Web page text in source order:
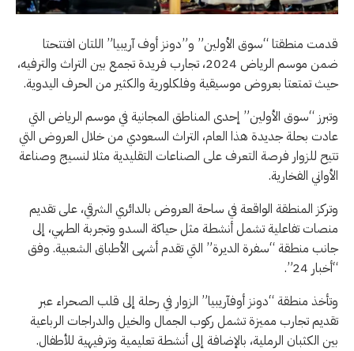
قدمت منطقتا “سوق الأولين” و”دونز أوف آريبيا” اللتان افتتحتا
ضمن موسم الرياض 2024، تجارب فريدة تجمع بين التراث والترفيه،
حيث تمتعتا بعروض موسيقية وفلكلورية والكثير من الحرف اليدوية.
وتبرز “سوق الأولين” إحدى المناطق المجانية في موسم الرياض التي
عادت بحلة جديدة هذا العام، التراث السعودي من خلال العروض التي
تتيح للزوار فرصة التعرف على الصناعات التقليدية مثلا لنسيج وصناعة
الأواني الفخارية.
وتركز المنطقة الواقعة في ساحة العروض بالدائري الشرقي، على تقديم
منصات تفاعلية تشمل أنشطة مثل حياكة السدو وتجربة الطهي، إلى
جانب منطقة “سفرة الديرة” التي تقدم أشهى الأطباق الشعبية. وفق
“أخبار 24”.
وتأخذ منطقة “دونز أوفآريبيا” الزوار في رحلة إلى قلب الصحراء عبر
تقديم تجارب مميزة تشمل ركوب الجمال والخيل والدراجات الرباعية
بين الكثبان الرملية، بالإضافة إلى أنشطة تعليمية وترفيهية للأطفال.